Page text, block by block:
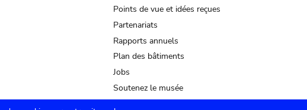
Points de vue et idées reçues
Partenariats
Rapports annuels
Plan des bâtiments
Jobs
Soutenez le musée